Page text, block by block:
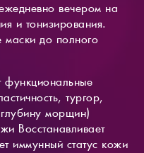
вечером на
и тонизирования.
маски до полного
функциональные
тургор,
морщин)
Восстанавливает
иммунный статус кожи